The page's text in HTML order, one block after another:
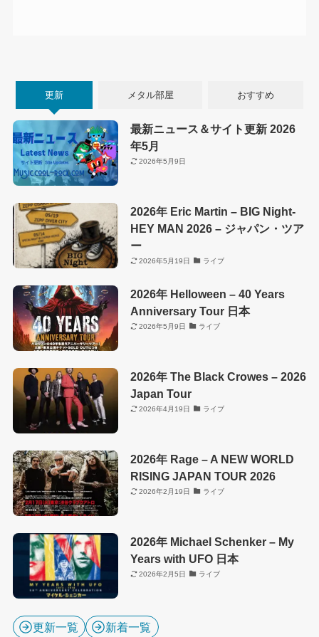
更新 メタル部屋 おすすめ
最新ニュース＆サイト更新 2026
年5月
2026年5月9日
2026年 Eric Martin – BIG Night-
HEY MAN 2026 – ジャパン・ツア
ー
2026年5月19日 ライブ
2026年 Helloween – 40 Years
Anniversary Tour 日本
2026年5月9日 ライブ
2026年 The Black Crowes – 2026
Japan Tour
2026年4月19日 ライブ
2026年 Rage – A NEW WORLD
RISING JAPAN TOUR 2026
2026年2月19日 ライブ
2026年 Michael Schenker – My
Years with UFO 日本
2026年2月5日 ライブ
更新一覧 新着一覧